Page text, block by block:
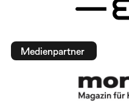
Medienpartner